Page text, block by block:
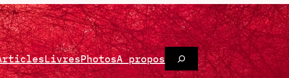
LivresPhotosA proposRechercher